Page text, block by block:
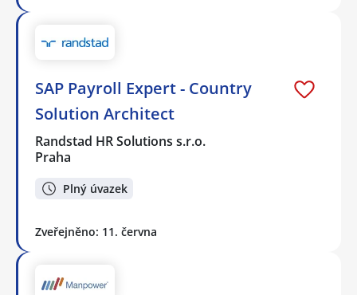
SAP Payroll Expert - Country
Solution Architect
Randstad HR Solutions s.r.o.
Praha
Plný úvazek
Zveřejněno: 11. června